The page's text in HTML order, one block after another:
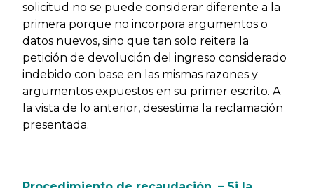
solicitud no se puede considerar diferente a la
primera porque no incorpora argumentos o
datos nuevos, sino que tan solo reitera la
petición de devolución del ingreso considerado
indebido con base en las mismas razones y
argumentos expuestos en su primer escrito. A
la vista de lo anterior, desestima la reclamación
presentada.